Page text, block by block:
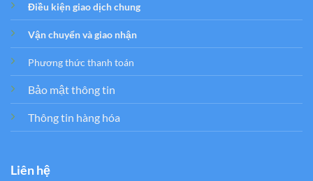
Điều kiện giao dịch chung
Vận chuyển và giao nhận
Phương thức thanh toán
Bảo mật thông tin
Thông tin hàng hóa
Liên hệ